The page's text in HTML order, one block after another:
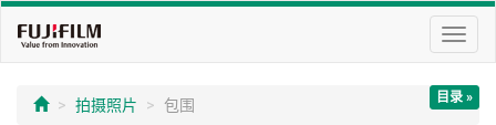
切
换
航
目录 »
拍摄照片 包围